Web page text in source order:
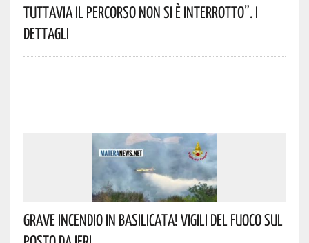
Tuttavia Il Percorso Non Si È Interrotto”. I
Dettagli
Grave Incendio In Basilicata! Vigili Del Fuoco Sul